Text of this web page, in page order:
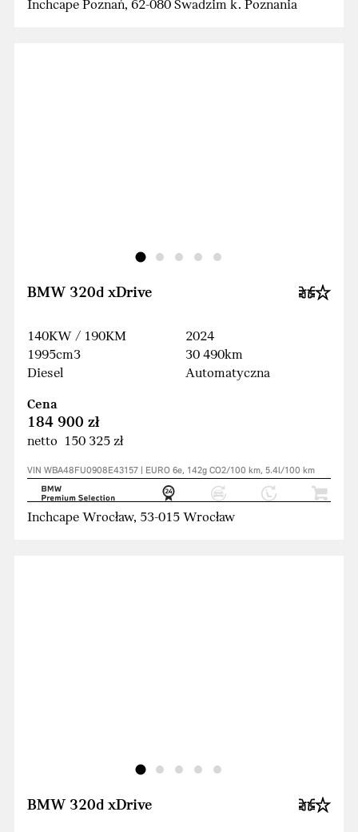
Inchcape Poznań, 62-080 Swadzim k. Poznania
BMW 320d xDrive
140KW / 190KM
1995cm3
Diesel
2024
30 490km
Automatyczna
Cena
184 900 zł
netto 150 325 zł
VIN WBA48FU0908E43157 | EURO 6e, 142g CO2/100 km, 5.4l/100 km
Inchcape Wrocław, 53-015 Wrocław
BMW 320d xDrive